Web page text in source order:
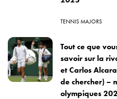
TENNIS MAJORS
Tout ce que
savoir sur la
et Carlos
de chercher) –
olympiques